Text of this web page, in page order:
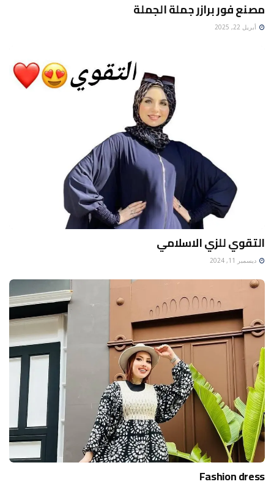
مصنع فور برازر جملة الجملة
أبريل 22, 2025
التقوي للزي الاسلامي
ديسمبر 11, 2024
Fashion dress